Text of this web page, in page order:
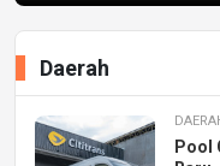
Daerah